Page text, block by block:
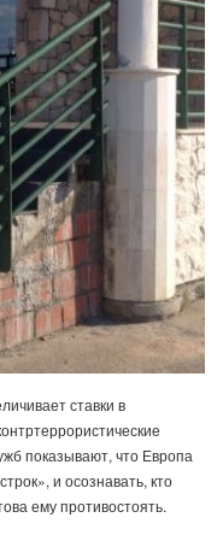
ставки в
показывают, что Европа
и осознавать, кто
ему противостоять.